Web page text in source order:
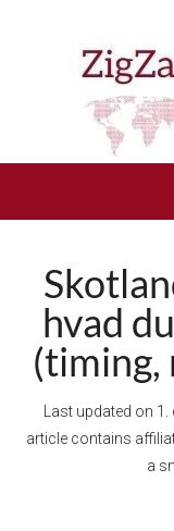
hvad
Last updated on 1.
article contains
a